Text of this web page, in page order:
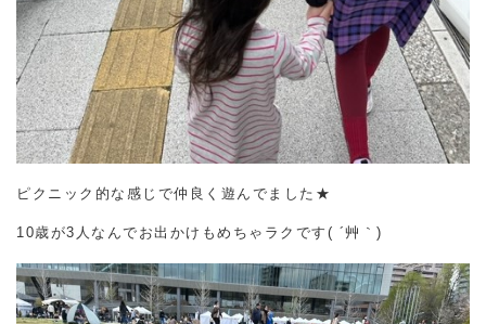
ピクニック的な感じで仲良く遊んでました★
10歳が3人なんでお出かけもめちゃラクです( ´艸｀)